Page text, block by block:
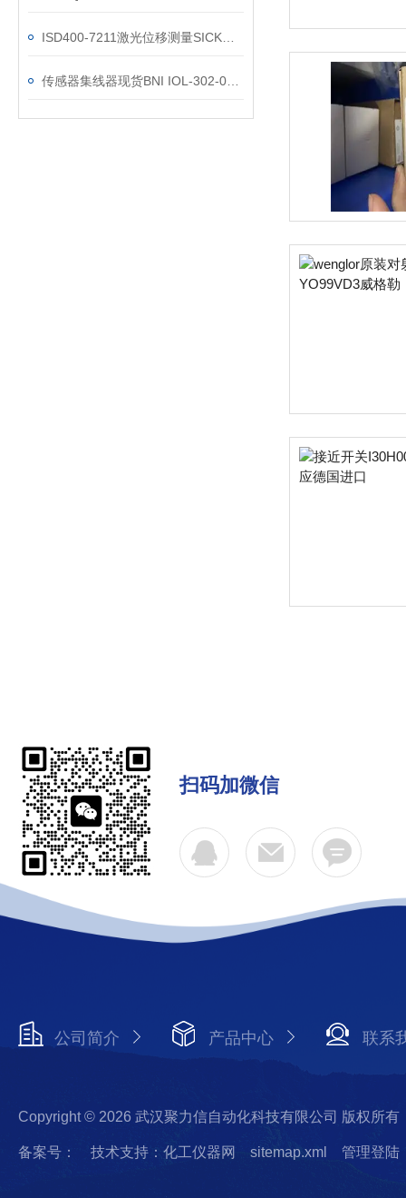
扫码加微信
公司简介 产品中心 联系
Copyright © 2026 武汉聚力信自动化科技有限公司 版权所有
备案号： 技术支持：化工仪器网 sitemap.xml 管理登陆